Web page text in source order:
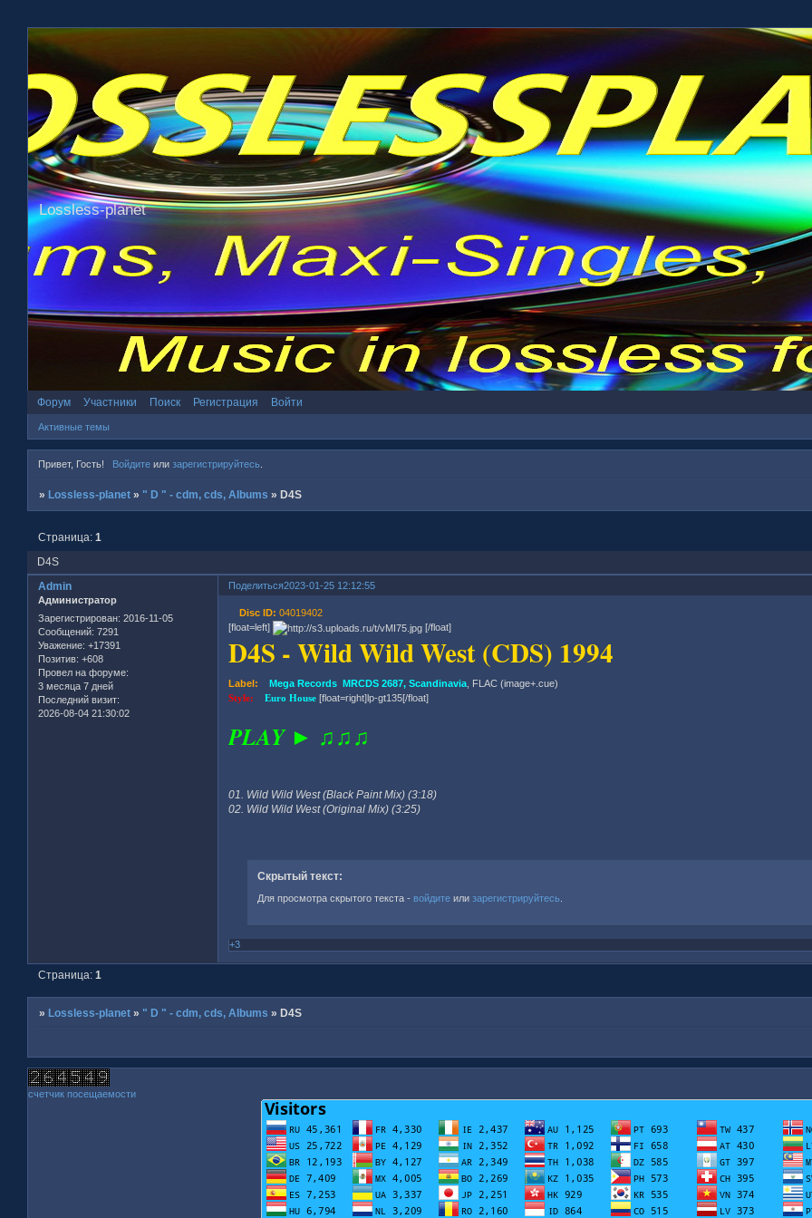
Lossless-planet
Форум Участники Поиск Регистрация Войти
Активные темы
Привет, Гость! Войдитеили зарегистрируйтесь.
» Lossless-planet » " D " - cdm, cds, Albums » D4S
D4S
Страница:1
Поделиться2023-01-25 12:12:55
Admin
Администратор
Зарегистрирован: 2016-11-05
Сообщений: 7291
Уважение: +17391
Позитив: +608
Провел на форуме:
3 месяца 7 дней
Последний визит:
2026-08-04 21:30:02
Disc ID: 04019402
[float=left]
[/float]
D4S - Wild Wild West (CDS) 1994
Label: Mega Records MRCDS 2687, Scandinavia , FLAC (image+.cue)
Style:Euro House[float=right]lp-gt135[/float]
PLAY ► ♫♫♫
01. Wild Wild West (Black Paint Mix) (3:18)
02. Wild Wild West (Original Mix) (3:25)
Скрытый текст:
Для просмотра скрытого текста - войдитеили зарегистрируйтесь
+3
Страница:1
»Lossless-planet » " D " - cdm, cds, Albums »D4S
счетчик посещаемости